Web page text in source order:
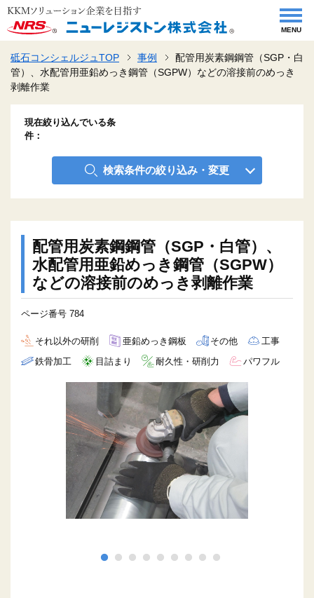
MENU
砥石コンシェルジュTOP 事例
配管用炭素鋼鋼管（SGP・白
管）、水配管用亜鉛めっき鋼管（SGPW）などの溶接前のめっき
剥離作業
現在絞り込んでいる条
件
検索条件の絞り込み・変更
配管用炭素鋼鋼管（SGP・白管）、
水配管用亜鉛めっき鋼管（SGPW）
などの溶接前のめっき剥離作業
ページ番号 784
それ以外の研削 亜鉛めっき鋼板 その他
工事
鉄骨加工
目詰まり 耐久性・研削力 パワフル